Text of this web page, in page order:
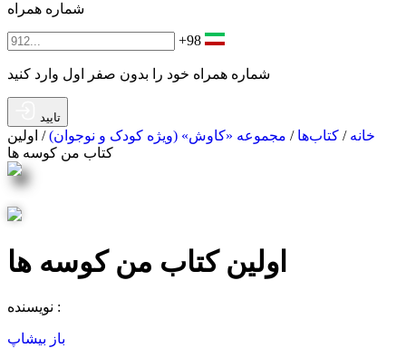
شماره همراه
+98
شماره همراه خود را بدون صفر اول وارد کنید
تایید
خانه / کتاب‌ها / مجموعه «کاوش» (ویژه کودک و ‌نوجوان)/ اولین
کتاب من کوسه ها
اولین کتاب من کوسه ها
نویسنده :
باز بیشاپ